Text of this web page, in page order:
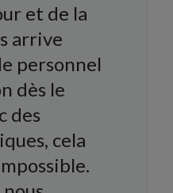
et de la
arrive
personnel
dès le
des
cela